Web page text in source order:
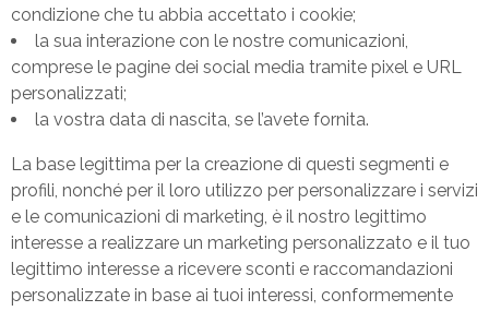
condizione che tu abbia accettato i cookie;
la sua interazione con le nostre comunicazioni,
comprese le pagine dei social media tramite pixel e URL
personalizzati;
la vostra data di nascita, se l’avete fornita.
La base legittima per la creazione di questi segmenti e
profili, nonché per il loro utilizzo per personalizzare i servizi
e le comunicazioni di marketing, è il nostro legittimo
interesse a realizzare un marketing personalizzato e il tuo
legittimo interesse a ricevere sconti e raccomandazioni
personalizzate in base ai tuoi interessi, conformemente